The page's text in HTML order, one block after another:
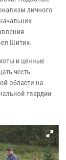
личного
Шитик.
и ценные
честь
области на
гвардии